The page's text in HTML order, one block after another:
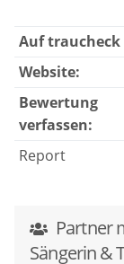
Auf traucheck
Website:
Bewertung
verfassen:
Report
Partner
Sängerin &